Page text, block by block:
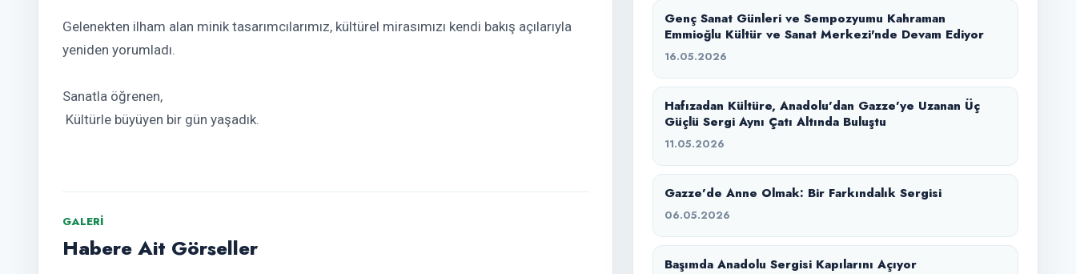
Gelenekten ilham alan minik tasarımcılarımız, kültürel mirasımızı kendi bakış açılarıyla
yeniden yorumladı.
Sanatla öğrenen,
Kültürle büyüyen bir gün yaşadık.
GALERI
Habere Ait Görseller
Genç Sanat Günleri ve Sempozyumu Kahraman
Emmioğlu Kültür ve Sanat Merkezi'nde Devam Ediyor
16.05.2026
Hafızadan Kültüre, Anadolu’dan Gazze’ye Uzanan Üç
Güçlü Sergi Aynı Çatı Altında Buluştu
11.05.2026
Gazze’de Anne Olmak: Bir Farkındalık Sergisi
06.05.2026
Başımda Anadolu Sergisi Kapılarını Açıyor